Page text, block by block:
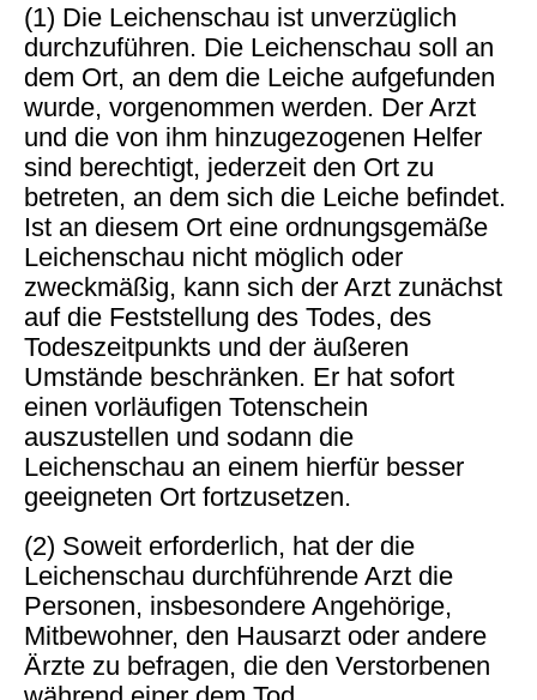
(1) Die Leichenschau ist unverzüglich
durchzuführen. Die Leichenschau soll an
dem Ort, an dem die Leiche aufgefunden
wurde, vorgenommen werden. Der Arzt
und die von ihm hinzugezogenen Helfer
sind berechtigt, jederzeit den Ort zu
betreten, an dem sich die Leiche befindet.
Ist an diesem Ort eine ordnungsgemäße
Leichenschau nicht möglich oder
zweckmäßig, kann sich der Arzt zunächst
auf die Feststellung des Todes, des
Todeszeitpunkts und der äußeren
Umstände beschränken. Er hat sofort
einen vorläufigen Totenschein
auszustellen und sodann die
Leichenschau an einem hierfür besser
geeigneten Ort fortzusetzen.
(2) Soweit erforderlich, hat der die
Leichenschau durchführende Arzt die
Personen, insbesondere Angehörige,
Mitbewohner, den Hausarzt oder andere
Ärzte zu befragen, die den Verstorbenen